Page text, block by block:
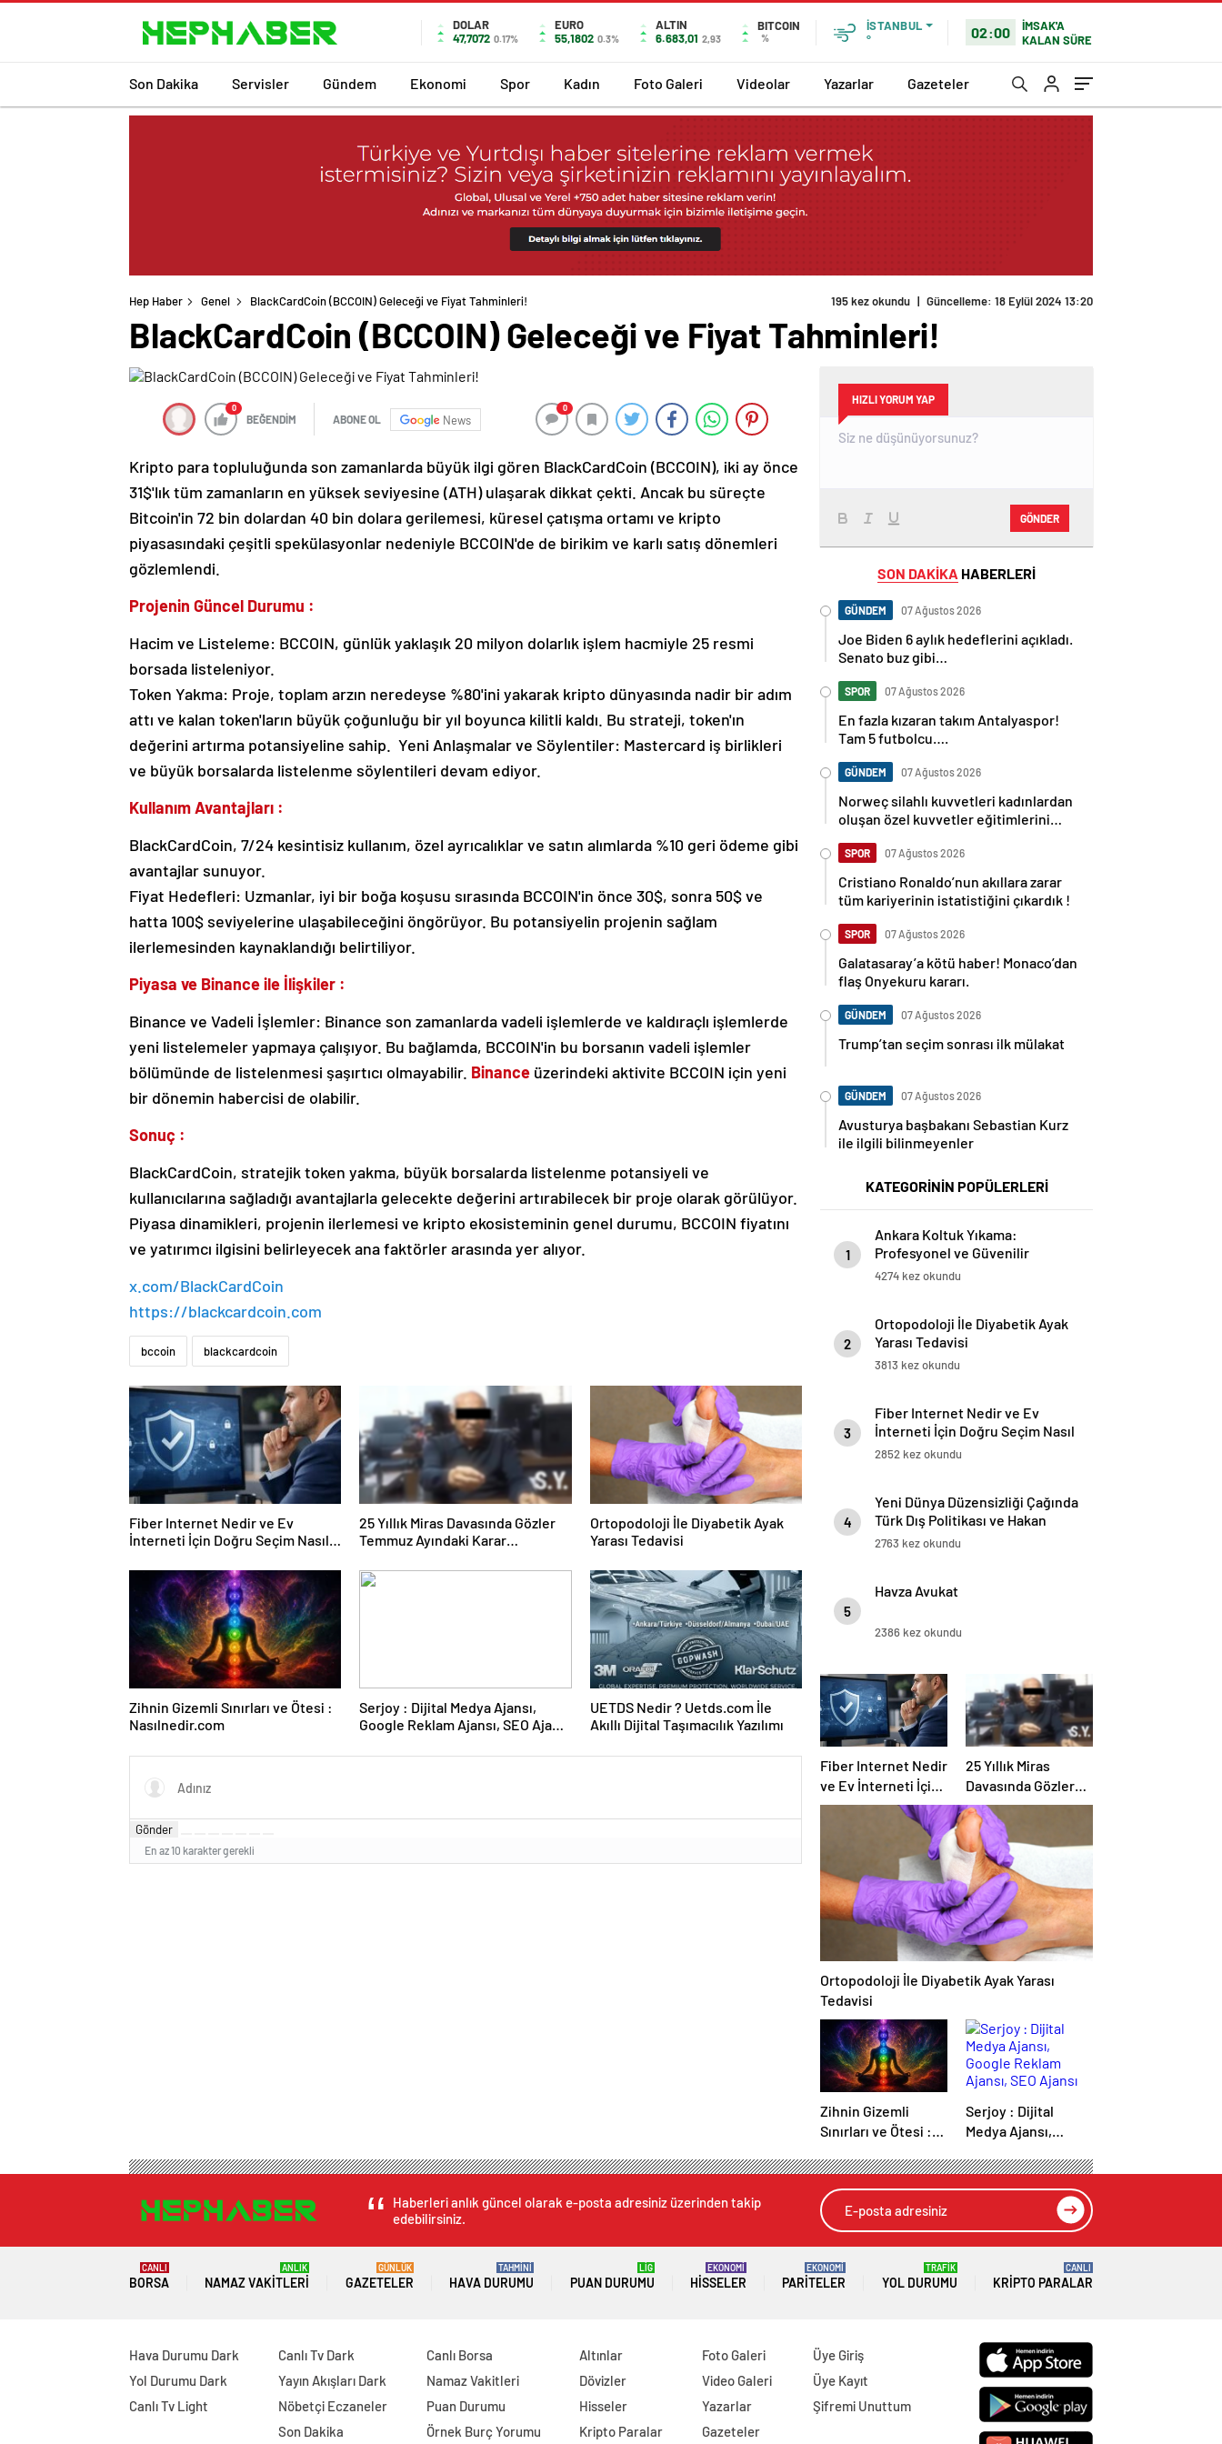
DOLAR
47,7072 0.17%
EURO
55,1802 0.3%
ALTIN
6.683,01 2,93
BITCOIN
%
İSTANBUL
°
02:00
İMSAK'A
KALAN SÜRE
Son Dakika Servisler Gündem Ekonomi Spor Kadın Foto Galeri Videolar Yazarlar Gazeteler
Hep Haber Genel BlackCardCoin (BCCOIN) Geleceği ve Fiyat Tahminleri! 195 kez okundu | Güncelleme: 18 Eylül 2024 13:20
BlackCardCoin (BCCOIN) Geleceği ve Fiyat Tahminleri!
0
BEĞENDİM ABONE OL News
0
Kripto para topluluğunda son zamanlarda büyük ilgi gören BlackCardCoin (BCCOIN), iki ay önce
31$'lık tüm zamanların en yüksek seviyesine (ATH) ulaşarak dikkat çekti. Ancak bu süreçte
Bitcoin'in 72 bin dolardan 40 bin dolara gerilemesi, küresel çatışma ortamı ve kripto
piyasasındaki çeşitli spekülasyonlar nedeniyle BCCOIN'de de birikim ve karlı satış dönemleri
gözlemlendi.
Projenin Güncel Durumu :
Hacim ve Listeleme: BCCOIN, günlük yaklaşık 20 milyon dolarlık işlem hacmiyle 25 resmi
borsada listeleniyor.
Token Yakma: Proje, toplam arzın neredeyse %80'ini yakarak kripto dünyasında nadir bir adım
attı ve kalan token'ların büyük çoğunluğu bir yıl boyunca kilitli kaldı. Bu strateji, token'ın
değerini artırma potansiyeline sahip. Yeni Anlaşmalar ve Söylentiler: Mastercard iş birlikleri
ve büyük borsalarda listelenme söylentileri devam ediyor.
Kullanım Avantajları :
BlackCardCoin, 7/24 kesintisiz kullanım, özel ayrıcalıklar ve satın alımlarda %10 geri ödeme gibi
avantajlar sunuyor.
Fiyat Hedefleri: Uzmanlar, iyi bir boğa koşusu sırasında BCCOIN'in önce 30$, sonra 50$ ve
hatta 100$ seviyelerine ulaşabileceğini öngörüyor. Bu potansiyelin projenin sağlam
ilerlemesinden kaynaklandığı belirtiliyor.
Piyasa ve Binance ile İlişkiler :
Binance ve Vadeli İşlemler: Binance son zamanlarda vadeli işlemlerde ve kaldıraçlı işlemlerde
yeni listelemeler yapmaya çalışıyor. Bu bağlamda, BCCOIN'in bu borsanın vadeli işlemler
bölümünde de listelenmesi şaşırtıcı olmayabilir. Binance üzerindeki aktivite BCCOIN için yeni
bir dönemin habercisi de olabilir.
Sonuç :
BlackCardCoin, stratejik token yakma, büyük borsalarda listelenme potansiyeli ve
kullanıcılarına sağladığı avantajlarla gelecekte değerini artırabilecek bir proje olarak görülüyor.
Piyasa dinamikleri, projenin ilerlemesi ve kripto ekosisteminin genel durumu, BCCOIN fiyatını
ve yatırımcı ilgisini belirleyecek ana faktörler arasında yer alıyor.
x.com/BlackCardCoin
https://blackcardcoin.com
bccoin blackcardcoin
Fiber Internet Nedir ve Ev
İnterneti İçin Doğru Seçim Nasıl
25 Yıllık Miras Davasında Gözler
Temmuz Ayındaki Karar
Ortopodoloji İle Diyabetik Ayak
Yarası Tedavisi
Zihnin Gizemli Sınırları ve Ötesi :
Nasılnedir.com
Serjoy : Dijital Medya Ajansı,
Google Reklam Ajansı, SEO Ajansı
UETDS Nedir ? Uetds.com İle
Akıllı Dijital Taşımacılık Yazılımı
Gönder
En az 10 karakter gerekli
HIZLI YORUM YAP
GÖNDER
SON DAKİKA HABERLERİ
GÜNDEM 07 Ağustos 2026
Joe Biden 6 aylık hedeflerini açıkladı.
Senato buz gibi…
SPOR 07 Ağustos 2026
En fazla kızaran takım Antalyaspor!
Tam 5 futbolcu….
GÜNDEM 07 Ağustos 2026
Norweç silahlı kuvvetleri kadınlardan
oluşan özel kuvvetler eğitimlerini
SPOR 07 Ağustos 2026
Cristiano Ronaldo’nun akıllara zarar
tüm kariyerinin istatistiğini çıkardık !
SPOR 07 Ağustos 2026
Galatasaray’a kötü haber! Monaco’dan
flaş Onyekuru kararı.
GÜNDEM 07 Ağustos 2026
Trump’tan seçim sonrası ilk mülakat
GÜNDEM 07 Ağustos 2026
Avusturya başbakanı Sebastian Kurz
ile ilgili bilinmeyenler
KATEGORİNİN POPÜLERLERİ
1
Ankara Koltuk Yıkama:
Profesyonel ve Güvenilir
Hizmetler
4274 kez okundu
2
Ortopodoloji İle Diyabetik Ayak
Yarası Tedavisi
3813 kez okundu
3
Fiber Internet Nedir ve Ev
İnterneti İçin Doğru Seçim Nasıl
Yapılır
2852 kez okundu
4
Yeni Dünya Düzensizliği Çağında
Türk Dış Politikası ve Hakan
Fidan Faktörü
2763 kez okundu
5
Havza Avukat
2386 kez okundu
Fiber Internet Nedir
ve Ev İnterneti İçin
Doğru Seçim Nasıl
25 Yıllık Miras
Davasında Gözler
Temmuz Ayındaki
Karar Duruşmasına
Çevrildi
Ortopodoloji İle Diyabetik Ayak Yarası
Tedavisi
Zihnin Gizemli
Sınırları ve Ötesi :
Serjoy : Dijital
Medya Ajansı,
Ajansı, SEO Ajansı
ve Web Tasarım
Haberleri anlık güncel olarak e-posta adresiniz üzerinden takip
edebilirsiniz.
BORSA
CANLI
NAMAZ VAKITLERI
ANLIK
GAZETELER
GÜNLÜK
HAVA DURUMU
TAHMİNİ
PUAN DURUMU
LİG
HISSELER
EKONOMİ
PARITELER
EKONOMİ
YOL DURUMU
TRAFİK
KRIPTO PARALAR
CANLI
Hava Durumu Dark
Yol Durumu Dark
Canlı Tv Light
Canlı Tv Dark
Yayın Akışları Dark
Nöbetçi Eczaneler
Son Dakika
Canlı Borsa
Namaz Vakitleri
Puan Durumu
Örnek Burç Yorumu
Altınlar
Dövizler
Hisseler
Kripto Paralar
Foto Galeri
Video Galeri
Yazarlar
Gazeteler
Üye Giriş
Üye Kayıt
Şifremi Unuttum